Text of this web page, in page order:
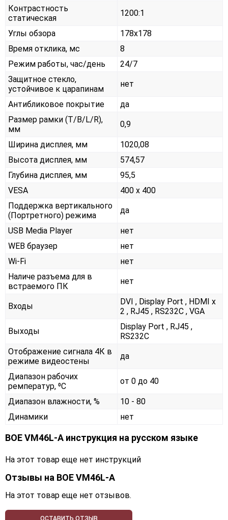
Контрастность
статическая
1200:1
Углы обзора
178x178
Время отклика, мс
8
Режим работы, час/день
24/7
Защитное стекло,
устойчивое к царапинам
нет
Антибликовое покрытие
да
Размер рамки (T/B/L/R),
мм
0,9
Ширина дисплея, мм
1020,08
Высота дисплея, мм
574,57
Глубина дисплея, мм
95,5
VESA
400 x 400
Поддержка вертикального
(Портретного) режима
да
USB Media Player
нет
WEB браузер
нет
Wi-Fi
нет
Наличе разъема для в
встраемого ПК
нет
Входы
DVI , Display Port , HDMI x
2 , RJ45 , RS232С , VGA
Выходы
Display Port , RJ45 ,
RS232С
Отображение сигнала 4К в
режиме видеостены
да
Диапазон рабочих
ремператур, ⁰С
от 0 до 40
Диапазон влажности, %
10 - 80
Динамики
нет
BOE VM46L-A инструкция на русском языке
На этот товар еще нет инструкций
Отзывы на BOE VM46L-A
На этот товар еще нет отзывов.
ОСТАВИТЬ ОТЗЫВ